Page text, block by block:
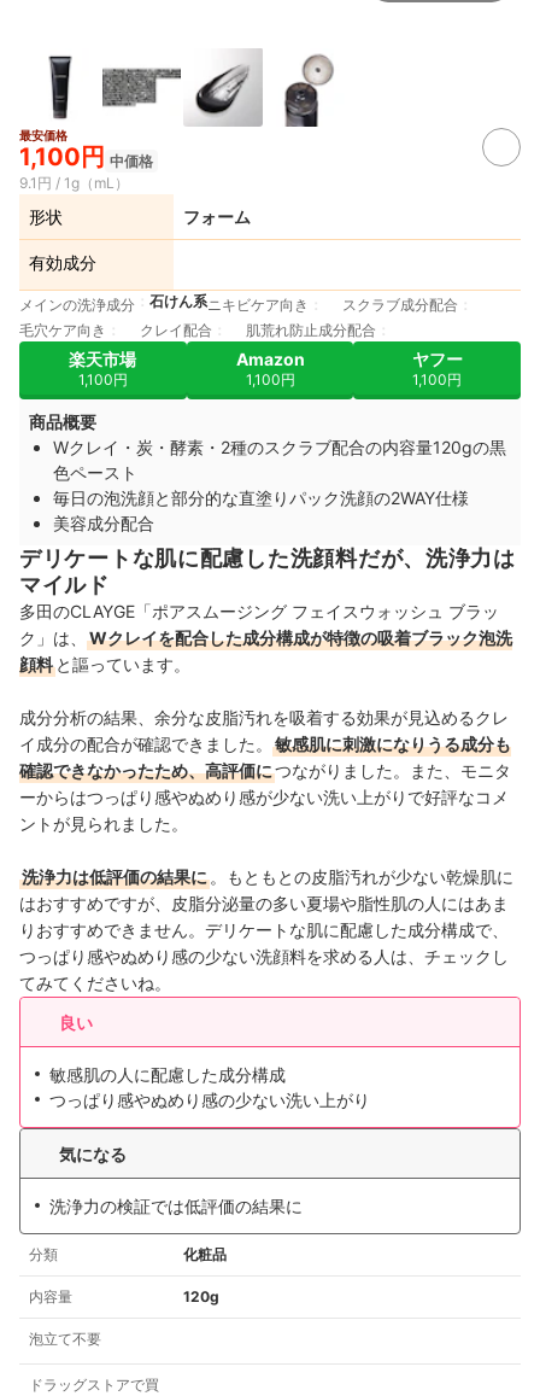
最安価格
1,100円 中価格
9.1円 / 1g（mL）
形状 フォーム
有効成分
メインの洗浄成分 石けん系ニキビケア向き
スクラブ成分配合
毛穴ケア向き
クレイ配合 肌荒れ防止成分配合
楽天市場
1,100円
Amazon
1,100円
ヤフー
1,100円
商品概要
Wクレイ・炭・酵素・2種のスクラブ配合の内容量120gの黒
色ペースト
毎日の泡洗顔と部分的な直塗りパック洗顔の2WAY仕様
美容成分配合
デリケートな肌に配慮した洗顔料だが、洗浄力は
マイルド
多田のCLAYGE「ポアスムージング フェイスウォッシュ ブラッ
ク」は、
Wクレイを配合した成分構成が特徴の吸着ブラック泡洗
顔料 と謳っています。
成分分析の結果、余分な皮脂汚れを吸着する効果が見込めるクレ
イ成分の配合が確認できました。
敏感肌に刺激になりうる成分も
確認できなかったため、高評価につながりました。また、モニタ
ーからはつっぱり感やぬめり感が少ない洗い上がりで好評なコメ
ントが見られました。
洗浄力は低評価の結果に。もともとの皮脂汚れが少ない乾燥肌に
はおすすめですが、皮脂分泌量の多い夏場や脂性肌の人にはあま
りおすすめできません。デリケートな肌に配慮した成分構成で、
つっぱり感やぬめり感の少ない洗顔料を求める人は、チェックし
てみてくださいね。
良い
敏感肌の人に配慮した成分構成
つっぱり感やぬめり感の少ない洗い上がり
気になる
洗浄力の検証では低評価の結果に
分類 化粧品
内容量 120g
泡立て不要
ドラッグストアで買